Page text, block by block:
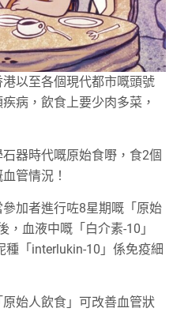
以至各個現代都市嘅頭號
病，飲食上要少肉多菜，
器時代嘅原始食嘢，食2個
管情況！
加者進行咗8星期嘅「原始
，血液中嘅「白介素-10」
種「interlukin-10」係免疫細
始人飲食」可改善血管狀